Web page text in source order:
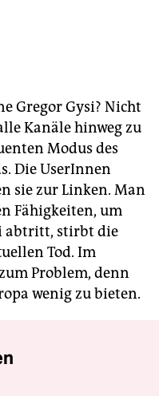
Gregor Gysi? Nicht
Kanäle hinweg zu
Modus des
Die UserInnen
sie zur Linken. Man
Fähigkeiten, um
abtritt, stirbt die
Tod. Im
Problem, denn
wenig zu bieten.